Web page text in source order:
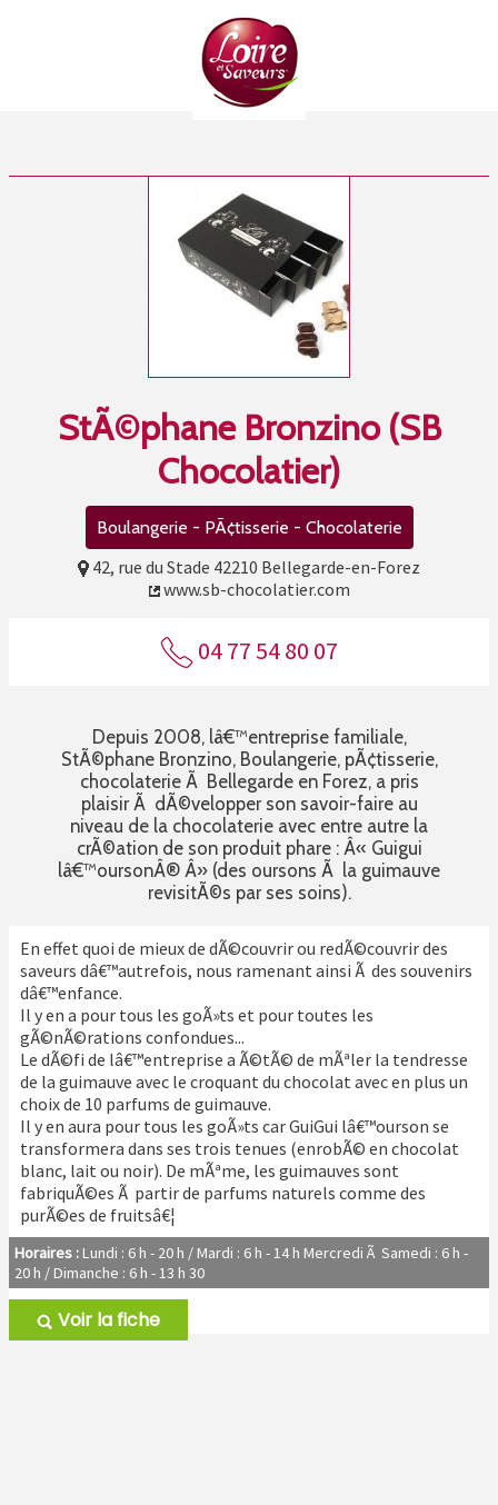
StÃ©phane Bronzino (SB
Chocolatier)
Boulangerie - PÃ¢tisserie - Chocolaterie
42, rue du Stade 42210 Bellegarde-en-Forez
www.sb-chocolatier.com
04 77 54 80 07
Depuis 2008, lâ€™entreprise familiale,
StÃ©phane Bronzino, Boulangerie, pÃ¢tisserie,
chocolaterie Ã Bellegarde en Forez, a pris
plaisir Ã dÃ©velopper son savoir-faire au
niveau de la chocolaterie avec entre autre la
crÃ©ation de son produit phare : Â« Guigui
lâ€™oursonÂ® Â» (des oursons Ã la guimauve
revisitÃ©s par ses soins).
En effet quoi de mieux de dÃ©couvrir ou redÃ©couvrir des
saveurs dâ€™autrefois, nous ramenant ainsi Ã des souvenirs
dâ€™enfance.
Il y en a pour tous les goÃ»ts et pour toutes les
gÃ©nÃ©rations confondues...
Le dÃ©fi de lâ€™entreprise a Ã©tÃ© de mÃªler la tendresse
de la guimauve avec le croquant du chocolat avec en plus un
choix de 10 parfums de guimauve.
Il y en aura pour tous les goÃ»ts car GuiGui lâ€™ourson se
transformera dans ses trois tenues (enrobÃ© en chocolat
blanc, lait ou noir). De mÃªme, les guimauves sont
fabriquÃ©es Ã partir de parfums naturels comme des
purÃ©es de fruitsâ€¦
Horaires :Lundi : 6 h - 20 h / Mardi : 6 h - 14 h Mercredi Ã Samedi : 6 h -
20 h / Dimanche : 6 h - 13 h 30
Voir la fiche